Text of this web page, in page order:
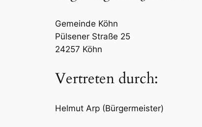
Gemeinde Köhn
Pülsener Straße 25
24257 Köhn
Vertreten durch:
Helmut Arp (Bürgermeister)